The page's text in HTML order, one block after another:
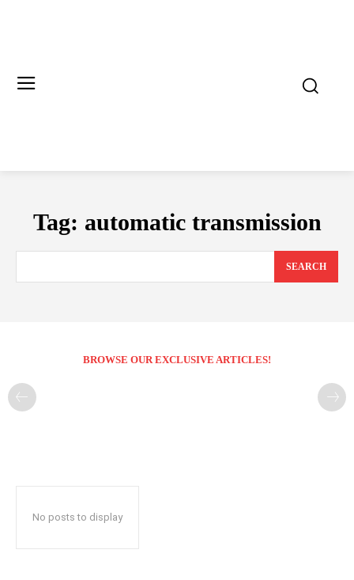
Tag: automatic transmission
SEARCH
BROWSE OUR EXCLUSIVE ARTICLES!
No posts to display